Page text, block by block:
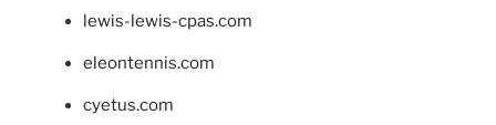
lewis-lewis-cpas.com
eleontennis.com
cyetus.com